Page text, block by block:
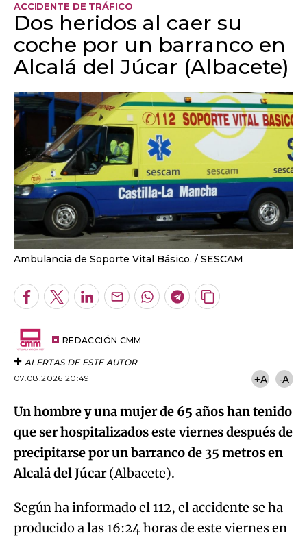
ACCIDENTE DE TRÁFICO
Dos heridos al caer su
coche por un barranco en
Alcalá del Júcar (Albacete)
Ambulancia de Soporte Vital Básico. SESCAM
Facebook
TwitterLinkedInEnviarWhatsapp
Telegram
Copiar
REDACCIÓN CMM
ALERTAS DE ESTE AUTOR
07.08.2026 20:49
+A -A
Un hombre y una mujer de 65 años han tenido
que ser hospitalizados este viernes después de
precipitarse por un barranco de 35 metros en
Alcalá del Júcar(Albacete).
Según ha informado el 112, el accidente se ha
producido a las 16:24 horas de este viernes en